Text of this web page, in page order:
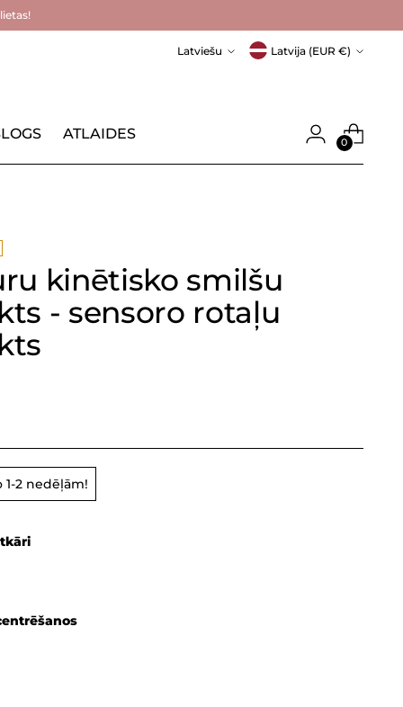
Valoda
Latviešu Valūta Latvija (EUR €)
ATLAIDES
0
kinētisko smilšu
- sensoro rotaļu
1-2 nedēļām!